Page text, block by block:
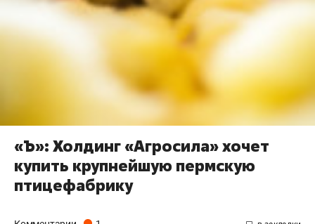
«Ъ»: Холдинг «Агросила» хочет
купить крупнейшую пермскую
птицефабрику